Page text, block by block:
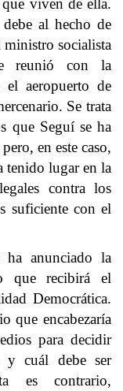
viven de ella.
al hecho de
ministro socialista
reunió con la
aeropuerto de
Se trata
que Seguí se ha
en este caso,
tenido lugar en la
contra los
suficiente con el
ha anunciado la
que recibirá el
Democrática.
que encabezaría
para decidir
y cuál debe ser
es contrario,